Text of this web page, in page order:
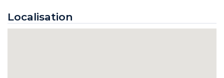
Localisation